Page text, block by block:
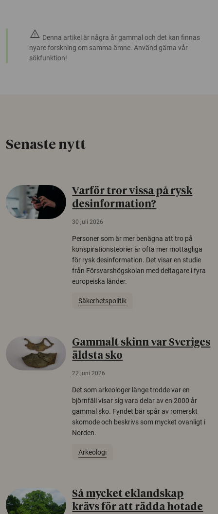
warning Denna artikel är några år gammal och det kan finnas
nyare forskning om samma ämne. Använd gärna vår
sökfunktion!
Senaste nytt
Varför tror vissa på rysk
desinformation?
30 juli 2026
Personer som är mer benägna att tro på
konspirationsteorier är ofta mer mottagliga
för rysk desinformation. Det visar en studie
från Försvarshögskolan med deltagare i fyra
europeiska länder.
Säkerhetspolitik
Gammalt skinn var Sveriges
äldsta sko
22 juni 2026
Det som arkeologer länge trodde var en
björnfäll visar sig vara delar av en 2000 år
gammal sko. Fyndet bär spår av romerskt
skomode och beskrivs som mycket ovanligt i
Norden.
Arkeologi
Så mycket eklandskap
krävs för att rädda hotade